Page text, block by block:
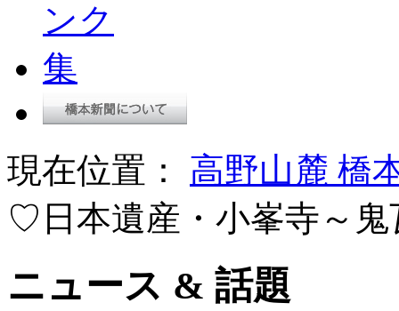
現在位置： 高野山麓 橋
♡日本遺産・小峯寺～鬼
ニュース & 話題